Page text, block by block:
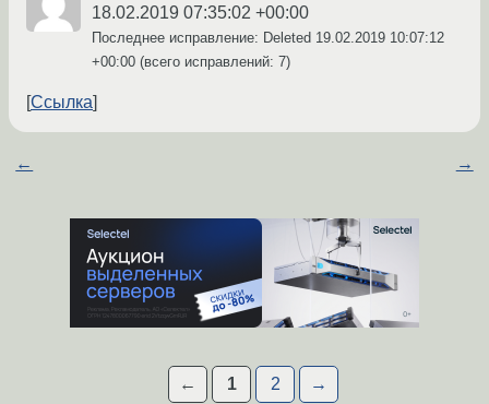
18.02.2019 07:35:02 +00:00
Последнее исправление: Deleted 19.02.2019 10:07:12
+00:00 (всего исправлений: 7)
Ссылка
← →
← 1 2 →